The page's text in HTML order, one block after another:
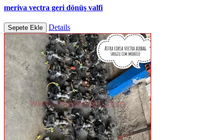
meriva vectra geri dönüş valfi
Sepete Ekle Details